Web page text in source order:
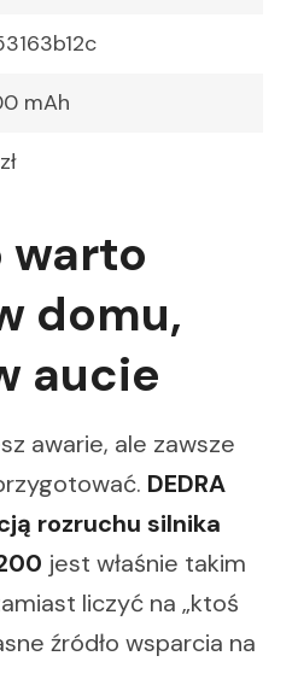
mAh
warto
domu,
aucie
awarie, ale zawsze
DEDRA
rozruchu silnika
jest właśnie takim
liczyć na „ktoś
źródło wsparcia na